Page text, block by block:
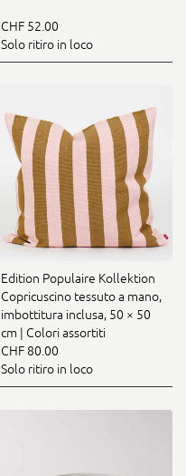
CHF 52.00
Solo ritiro in loco
Edition Populaire Kollektion
Copricuscino tessuto a mano,
imbottitura inclusa, 50 × 50
cm | Colori assortiti
CHF 80.00
Solo ritiro in loco